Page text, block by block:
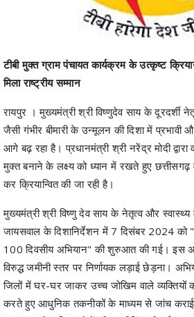
टीबी मुक्त ग्राम पंचायत कार्यक्रम के उत्कृष्ट
मिला राष्ट्रीय सम्मान
रायपुर । मुख्यमंत्री श्री विष्णुदेव साय के दूरदर्शी
जैसी गंभीर बीमारी के उन्मूलन की दिशा में प्रभावी
आगे बढ़ रहा है। प्रधानमंत्री श्री नरेंद्र मोदी
मुक्त बनाने के लक्ष्य को ध्यान में रखते हुए छत्तीसगढ़
कर क्रियान्वित की जा रही है।
मुख्यमंत्री श्री विष्णु देव साय के नेतृत्व और स्वास्थ्य
जायसवाल के दिशानिर्देशन में 7 दिसंबर 2024 को
100 दिवसीय अभियान" की शुरुआत की गई। इस
विरुद्ध जमीनी स्तर पर निर्णायक लड़ाई छेड़ना।
जिलों में घर-घर जाकर उच्च जोखिम वाले व्यक्तियों
करते हुए आधुनिक तकनीकों के माध्यम से जांच